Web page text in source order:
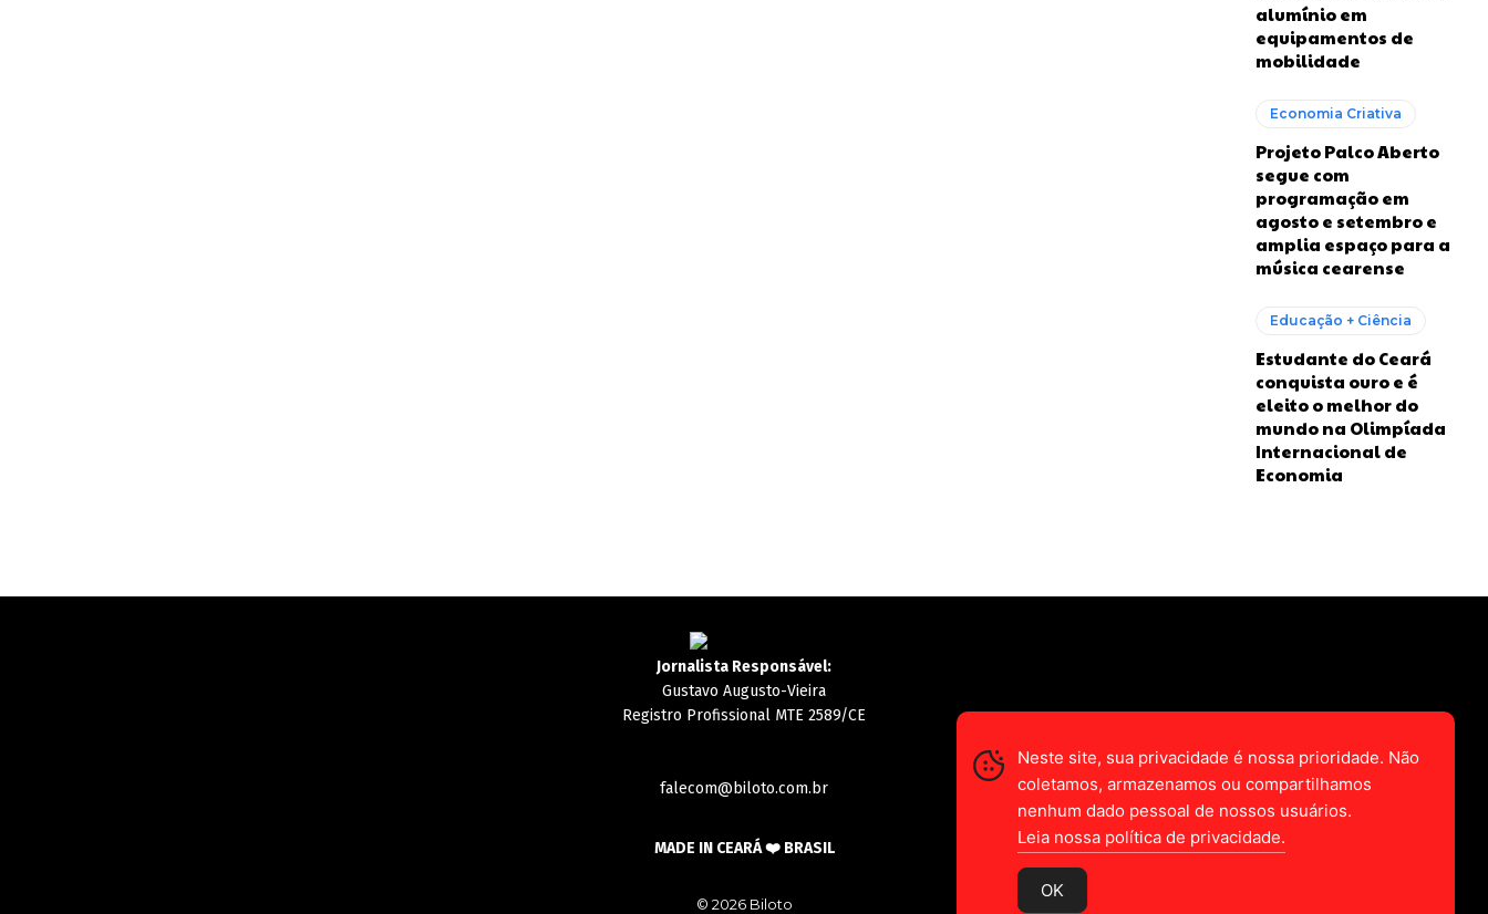
alumínio em
equipamentos de
mobilidade
Economia Criativa
Projeto Palco Aberto
segue com
programação em
agosto e setembro e
amplia espaço para a
música cearense
Educação + Ciência
Estudante do Ceará
conquista ouro e é
eleito o melhor do
mundo na Olimpíada
Internacional de
Economia
Jornalista Responsável:
Gustavo Augusto-Vieira
Registro Profissional MTE 2589/CE
falecom@biloto.com.br
MADE IN CEARÁ ❤️ BRASIL
© 2026 Biloto
Neste site, sua privacidade é nossa prioridade. Não
coletamos, armazenamos ou compartilhamos
nenhum dado pessoal de nossos usuários.
Leia nossa política de privacidade.
OK